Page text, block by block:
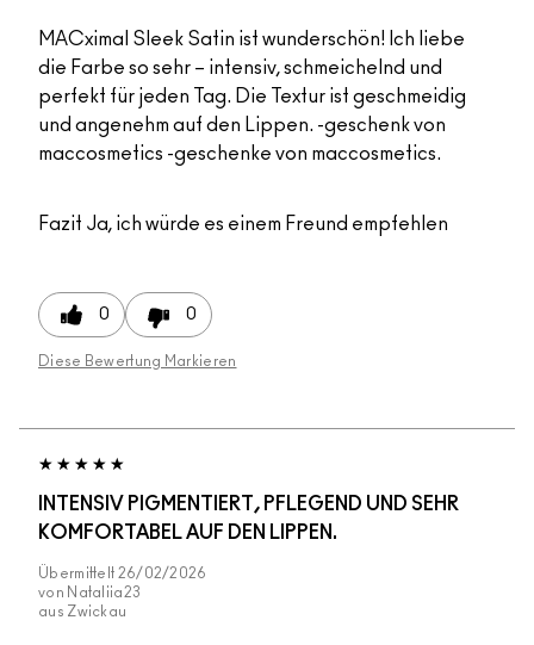
MACximal Sleek Satin ist wunderschön! Ich liebe
die Farbe so sehr – intensiv, schmeichelnd und
perfekt für jeden Tag. Die Textur ist geschmeidig
und angenehm auf den Lippen. -geschenk von
maccosmetics -geschenke von maccosmetics.
Fazit Ja, ich würde es einem Freund empfehlen
0 0
Diese Bewertung Markieren
INTENSIV PIGMENTIERT, PFLEGEND UND SEHR
KOMFORTABEL AUF DEN LIPPEN.
Übermittelt 26/02/2026
von Nataliia23
aus Zwickau